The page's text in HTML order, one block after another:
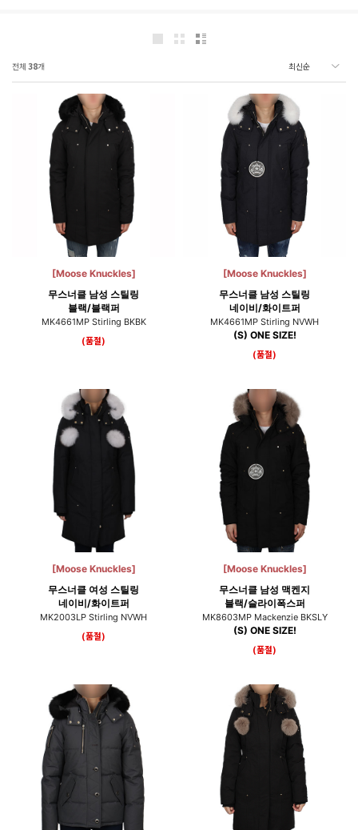
전체 38개
[Moose Knuckles]
무스너클 남성 스틸링
블랙/블랙퍼
MK4661MP Stirling BKBK
(품절)
[Moose Knuckles]
무스너클 남성 스틸링
네이비/화이트퍼
MK4661MP Stirling NVWH
(S) ONE SIZE!
(품절)
[Moose Knuckles]
무스너클 여성 스틸링
네이비/화이트퍼
MK2003LP Stirling NVWH
(품절)
[Moose Knuckles]
무스너클 남성 맥켄지
블랙/슬라이폭스퍼
MK8603MP Mackenzie BKSLY
(S) ONE SIZE!
(품절)